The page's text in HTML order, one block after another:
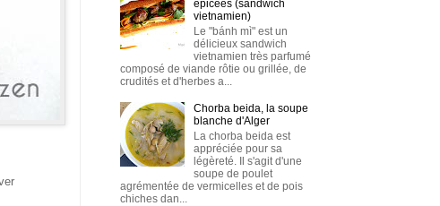
épicées (sandwich
vietnamien)
Le "bánh mì" est un
délicieux sandwich
vietnamien très parfumé
composé de viande rôtie ou grillée, de
crudités et d'herbes a...
Chorba beida, la soupe
blanche d'Alger
La chorba beida est
appréciée pour sa
légèreté. Il s'agit d'une
soupe de poulet
agrémentée de vermicelles et de pois
chiches dan...